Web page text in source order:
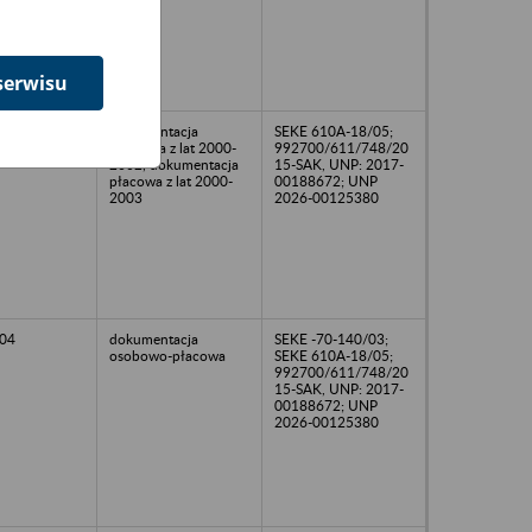
dokumentacja
osobowa z lat 2000-
2002, dokumentacja
płacowa z lat 2000-
2003
SEKE 610A-18/05;
992700/611/748/20
15-SAK, UNP: 2017-
00188672; UNP
2026-00125380
dokumentacja
osobowo-płacowa
SEKE -70-140/03;
SEKE 610A-18/05;
992700/611/748/20
15-SAK, UNP: 2017-
00188672; UNP
2026-00125380